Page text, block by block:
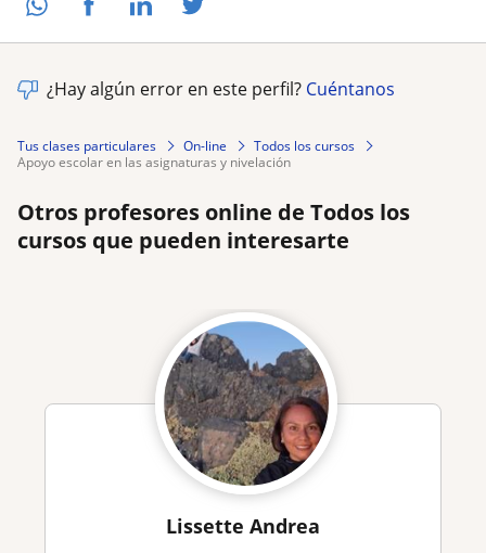
¿Hay algún error en este perfil? Cuéntanos
Tus clases particulares On-line
Todos los cursos
apoyo escolar en las asignaturas y nivelación
Otros profesores online de Todos los
cursos que pueden interesarte
Lissette Andrea